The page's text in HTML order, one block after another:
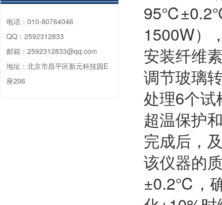
95℃±0.2℃
1500W）
安装纤维
调节玻璃
处理6个试
超温保护
完成后，
该仪器的
±0.2℃，
电话： 010-80764046
QQ： 2592312833
邮箱： 2592312833@qq.com
地址： 北京市昌平区新元科技园E
座206